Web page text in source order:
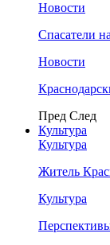
Новости
Спасатели
Новости
Пред След
Культура
Культура
Житель
Культура